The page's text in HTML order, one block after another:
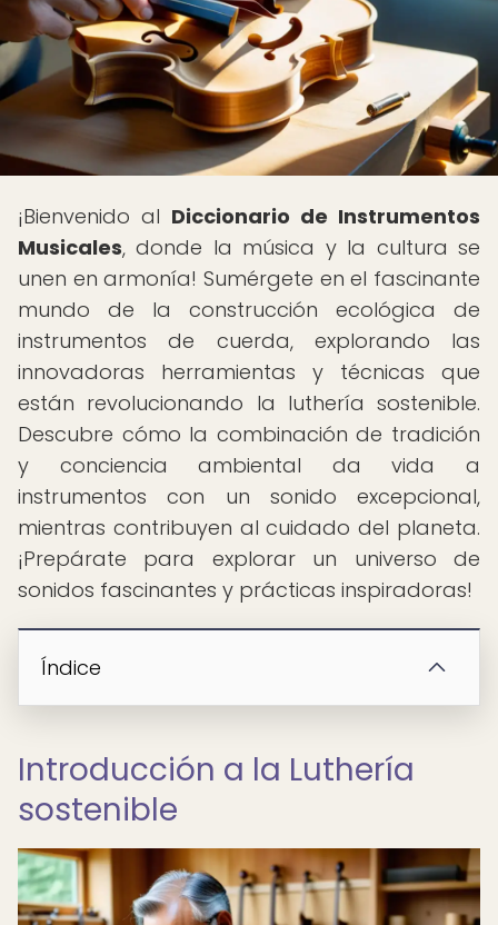
¡Bienvenido al Diccionario de Instrumentos
Musicales, donde la música y la cultura se
unen en armonía! Sumérgete en el fascinante
mundo de la construcción ecológica de
instrumentos de cuerda, explorando las
innovadoras herramientas y técnicas que
están revolucionando la luthería sostenible.
Descubre cómo la combinación de tradición
y conciencia ambiental da vida a
instrumentos con un sonido excepcional,
mientras contribuyen al cuidado del planeta.
¡Prepárate para explorar un universo de
sonidos fascinantes y prácticas inspiradoras!
Índice
Introducción a la Luthería
sostenible